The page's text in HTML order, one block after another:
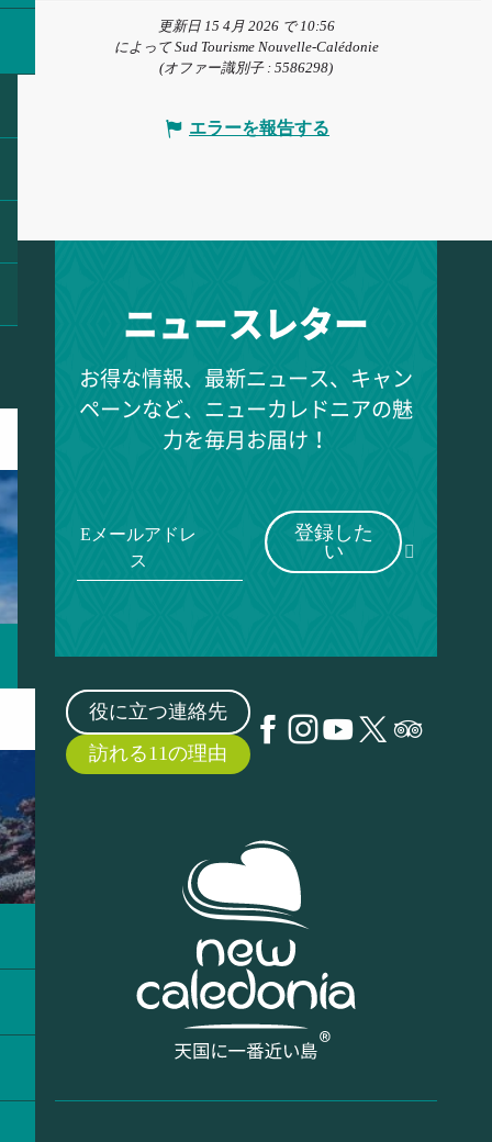
更新日 15 4月 2026 で 10:56
によって Sud Tourisme Nouvelle-Calédonie
(オファー識別子 : 5586298)
エラーを報告する
ニュースレター
お得な情報、最新ニュース、キャン
ペーンなど、ニューカレドニアの魅
力を毎月お届け！
Eメールアドレ
ス
登録した
い
役に立つ連絡先
訪れる11の理由